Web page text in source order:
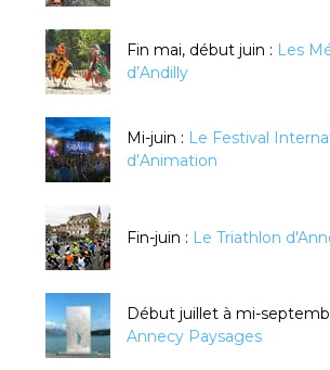
Fin mai, début juin : Les
d’Andilly
Mi-juin : Le Festival
d’Animation
Fin-juin : Le Triathlon
Début juillet à mi-
Annecy Paysages